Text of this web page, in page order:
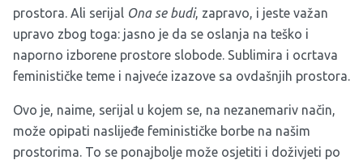
prostora. Ali serijal Ona se budi, zapravo, i jeste važan
upravo zbog toga: jasno je da se oslanja na teško i
naporno izborene prostore slobode. Sublimira i ocrtava
feminističke teme i najveće izazove sa ovdašnjih prostora.
Ovo je, naime, serijal u kojem se, na nezanemariv način,
može opipati naslijeđe feminističke borbe na našim
prostorima. To se ponajbolje može osjetiti i doživjeti po